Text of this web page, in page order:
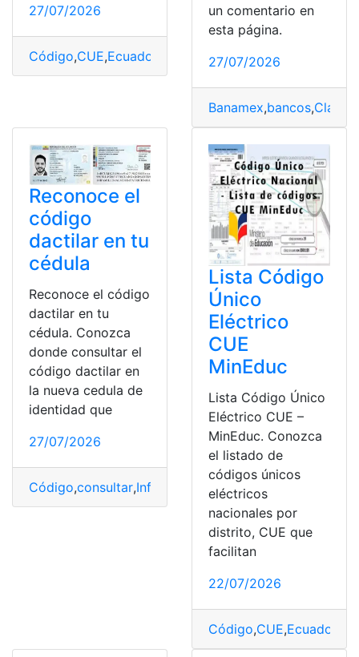
27/07/2026
Código,CUE,Ecuador Eléctrico,top2,único
un comentario en
esta página.
27/07/2026
Banamex,bancos,Clave
Reconoce el
código
dactilar en tu
cédula
Reconoce el código
dactilar en tu
cédula. Conozca
donde consultar el
código dactilar en
la nueva cedula de
identidad que
27/07/2026
Código,consultar,Información Proceso
Lista Código
Único
Eléctrico
CUE
MinEduc
Lista Código Único
Eléctrico CUE –
MinEduc. Conozca
el listado de
códigos únicos
eléctricos
nacionales por
distrito, CUE que
facilitan
22/07/2026
Código,CUE,Ecuador